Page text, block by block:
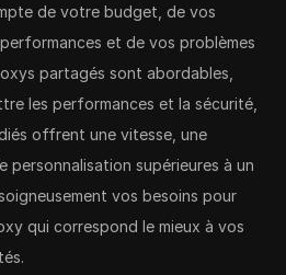
de votre budget, de vos
et de vos problèmes
partagés sont abordables,
les performances et la sécurité,
offrent une vitesse, une
supérieures à un
vos besoins pour
qui correspond le mieux à vos